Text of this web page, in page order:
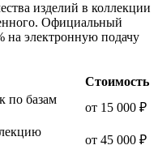
изделий в коллекции
Официальный
на электронную подачу
Стоимость
по базам
от 15 000 ₽
от 45 000 ₽